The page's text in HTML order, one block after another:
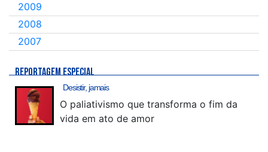
2009
2008
2007
REPORTAGEM ESPECIAL
Desistir, jamais
O paliativismo que transforma o fim da
vida em ato de amor